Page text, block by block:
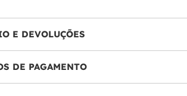
E DEVOLUÇÕES
DE PAGAMENTO